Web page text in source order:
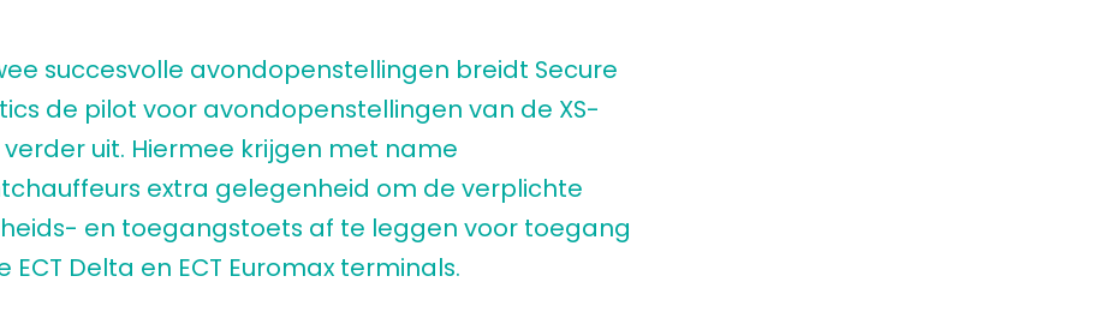
succesvolle avondopenstellingen breidt Secure
de pilot voor avondopenstellingen van de XS-
verder uit. Hiermee krijgen met name
extra gelegenheid om de verplichte
en toegangstoets af te leggen voor toegang
ECT Delta en ECT Euromax terminals.